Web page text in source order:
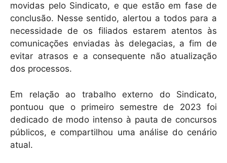
movidas pelo Sindicato, e que estão em fase de
conclusão. Nesse sentido, alertou a todos para a
necessidade de os filiados estarem atentos às
comunicações enviadas às delegacias, a fim de
evitar atrasos e a consequente não atualização
dos processos.
Em relação ao trabalho externo do Sindicato,
pontuou que o primeiro semestre de 2023 foi
dedicado de modo intenso à pauta de concursos
públicos, e compartilhou uma análise do cenário
atual.